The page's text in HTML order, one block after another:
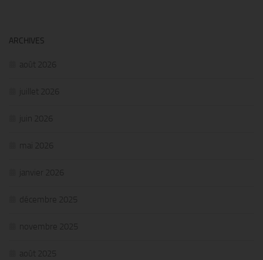
ARCHIVES
août 2026
juillet 2026
juin 2026
mai 2026
janvier 2026
décembre 2025
novembre 2025
août 2025